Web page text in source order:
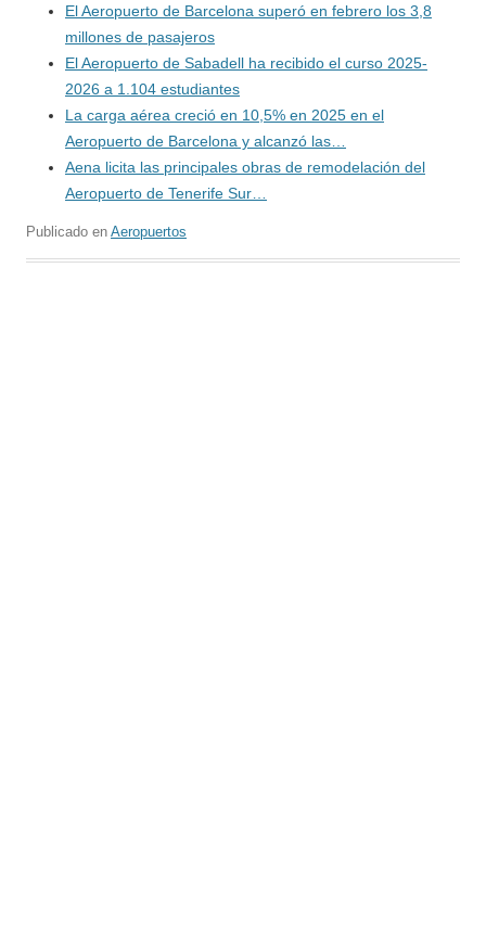
El Aeropuerto de Barcelona superó en febrero los 3,8
millones de pasajeros
El Aeropuerto de Sabadell ha recibido el curso 2025-
2026 a 1.104 estudiantes
La carga aérea creció en 10,5% en 2025 en el
Aeropuerto de Barcelona y alcanzó las…
Aena licita las principales obras de remodelación del
Aeropuerto de Tenerife Sur…
Publicado en Aeropuertos